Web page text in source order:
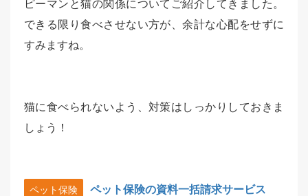
ピーマンと猫の関係についてご紹介してきました。
できる限り食べさせない方が、余計な心配をせずに
すみますね。
猫に食べられないよう、対策はしっかりしておきま
しょう！
ペット保険 ペット保険の資料一括請求サービス